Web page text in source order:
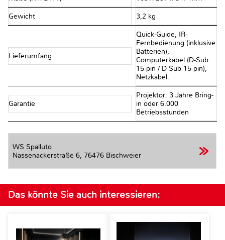
Gewicht 3,2 kg
Lieferumfang
Quick-Guide, IR-
Fernbedienung (inklusive
Batterien),
Computerkabel (D-Sub
15-pin / D-Sub 15-pin),
Netzkabel.
Garantie
Projektor: 3 Jahre Bring-
in oder 6.000
Betriebsstunden
WS Spalluto
Nassenackerstraße 6, 76476 Bischweier
Das könnte Sie auch interessieren: